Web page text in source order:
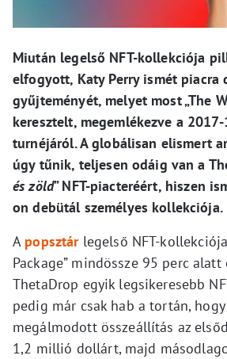
Miután legelső NFT-kollekciója
elfogyott, Katy Perry ismét piacra
gyűjteményét, melyet most „The
keresztelt, megemlékezve a
turnéjáról. A globálisan elismert
úgy tűnik, teljesen odáig van a
és zöld” NFT-piacteréért, hiszen
on debütál személyes kollekciója.
A popsztárlegelső NFT-
Package” mindössze 95 perc
ThetaDrop egyik legsikeresebb
pedig már csak hab a tortán,
megálmodott összeállítás az
1,2 millió dollárt, majd